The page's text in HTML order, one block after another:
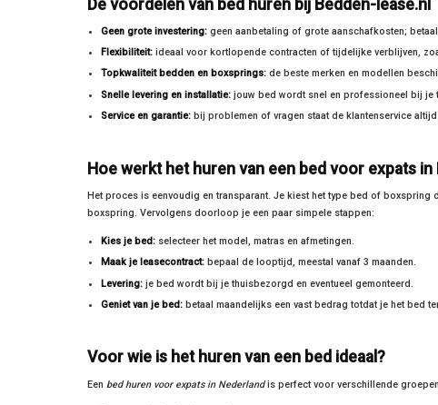
De voordelen van bed huren bij Bedden-lease.nl
Geen grote investering:geen aanbetaling of grote aanschafkosten;
Flexibiliteit:ideaal voor kortlopende contracten of tijdelijke verblijven,
Topkwaliteit bedden en boxsprings:de beste merken en modellen
Snelle levering en installatie:jouw bed wordt snel en professioneel bij je
Service en garantie:bij problemen of vragen staat de klantenservice
Hoe werkt het huren van een bed voor expats in
Het proces is eenvoudig en transparant. Je kiest het type bed of
boxspring. Vervolgens doorloop je een paar simpele stappen:
Kies je bed:selecteer het model, matras en afmetingen.
Maak je leasecontract:bepaal de looptijd, meestal vanaf 3 maanden.
Levering:je bed wordt bij je thuisbezorgd en eventueel gemonteerd.
Geniet van je bed:betaal maandelijks een vast bedrag totdat je het bed
Voor wie is het huren van een bed ideaal?
Een bed huren voor expats in Nederlandis perfect voor verschillende